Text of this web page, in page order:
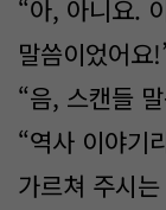
“아, 아니요.
말씀이었어요
“음, 스캔들
“역사 이야기
가르쳐 주시